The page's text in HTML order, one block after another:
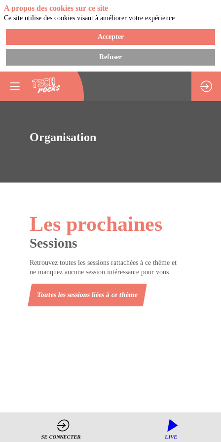
Organisation
Les prochaines
Sessions
Retrouvez toutes les sessions rattachées à ce thème et
ne manquez aucune session intéressante pour vous.
Toutes les sessions liées à ce thème
SE CONNECTER LIVE
A propos des cookies sur ce site
Ce site utilise des cookies visant à améliorer votre expérience.
Accepter
Refuser